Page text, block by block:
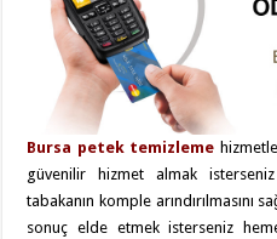
Bursa petek temizleme
güvenilir hizmet almak
tabakanın komple arındırılmasını
sonuç elde etmek isterseniz